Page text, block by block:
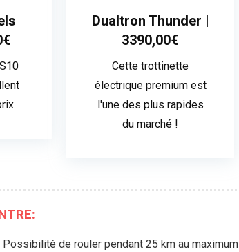
Dualtron Thunder |
3390,00€
Cette trottinette
électrique premium est
l'une des plus rapides
du marché !
Possibilité de rouler pendant 25 km au maximum